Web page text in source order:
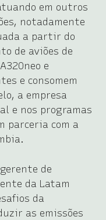
em outros
notadamente
a partir do
de aviões de
e
e consomem
a empresa
e nos programas
parceria com a
de
da Latam
da
as emissões